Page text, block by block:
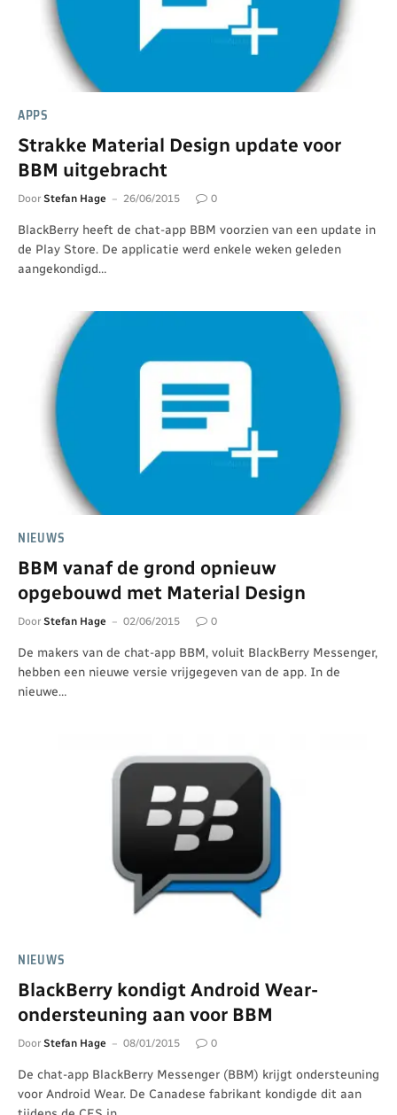
APPS
Strakke Material Design update voor
BBM uitgebracht
Door Stefan Hage 26/06/2015 0
BlackBerry heeft de chat-app BBM voorzien van een update in
de Play Store. De applicatie werd enkele weken geleden
aangekondigd…
NIEUWS
BBM vanaf de grond opnieuw
opgebouwd met Material Design
Door Stefan Hage 02/06/2015 0
De makers van de chat-app BBM, voluit BlackBerry Messenger,
hebben een nieuwe versie vrijgegeven van de app. In de
nieuwe…
NIEUWS
BlackBerry kondigt Android Wear-
ondersteuning aan voor BBM
Door Stefan Hage 08/01/2015 0
De chat-app BlackBerry Messenger (BBM) krijgt ondersteuning
voor Android Wear. De Canadese fabrikant kondigde dit aan